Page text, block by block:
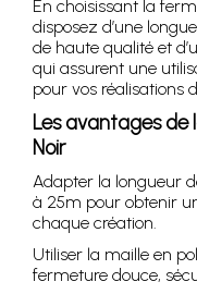
En choisissant la
disposez d’une
de haute qualité et
qui assurent une
pour vos réalisations
Les avantages de
Noir
Adapter la longueur
à 25m pour obtenir
chaque création.
Utiliser la maille en
fermeture douce,